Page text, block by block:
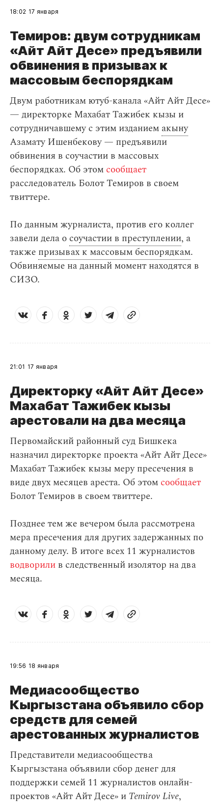
18:02 17 января
Темиров: двум сотрудникам
«Айт Айт Десе» предъявили
обвинения в призывах к
массовым беспорядкам
Двум работникам ютуб-канала «Айт Айт Десе»
— директорке Махабат Тажибек кызы и
сотрудничавшему с этим изданием акыну
Азамату Ишенбекову — предъявили
обвинения в соучастии в массовых
беспорядках. Об этом сообщает
расследователь Болот Темиров в своем
твиттере.
По данным журналиста, против его коллег
завели дела о соучастии в преступлении, а
также призывах к массовым беспорядкам.
Обвиняемые на данный момент находятся в
СИЗО.
21:01 17 января
Директорку «Айт Айт Десе»
Махабат Тажибек кызы
арестовали на два месяца
Первомайский районный суд Бишкека
назначил директорке проекта «Айт Айт Десе»
Махабат Тажибек кызы меру пресечения в
виде двух месяцев ареста. Об этом сообщает
Болот Темиров в своем твиттере.
Позднее тем же вечером была рассмотрена
мера пресечения для других задержанных по
данному делу. В итоге всех 11 журналистов
водворили в следственный изолятор на два
месяца.
19:56 18 января
Медиасообщество
Кыргызстана объявило сбор
средств для семей
арестованных журналистов
Представители медиасообщества
Кыргызстана объявили сбор денег для
поддержки семей 11 журналистов онлайн-
проектов «Айт Айт Десе» и Temirov Live,